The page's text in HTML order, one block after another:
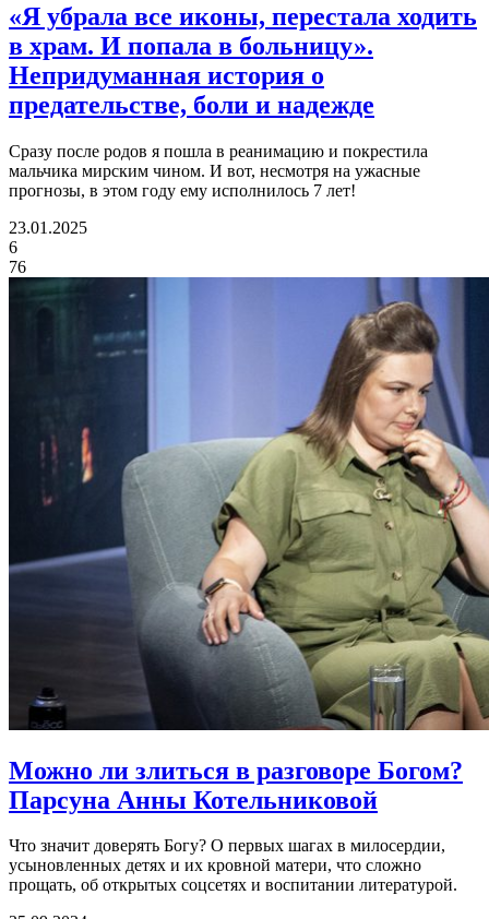
«Я убрала все иконы, перестала ходить
в храм. И попала в больницу».
Непридуманная история о
предательстве, боли и надежде
Сразу после родов я пошла в реанимацию и покрестила
мальчика мирским чином. И вот, несмотря на ужасные
прогнозы, в этом году ему исполнилось 7 лет!
23.01.2025
6
76
Можно ли злиться в разговоре Богом?
Парсуна Анны Котельниковой
Что значит доверять Богу? О первых шагах в милосердии,
усыновленных детях и их кровной матери, что сложно
прощать, об открытых соцсетях и воспитании литературой.